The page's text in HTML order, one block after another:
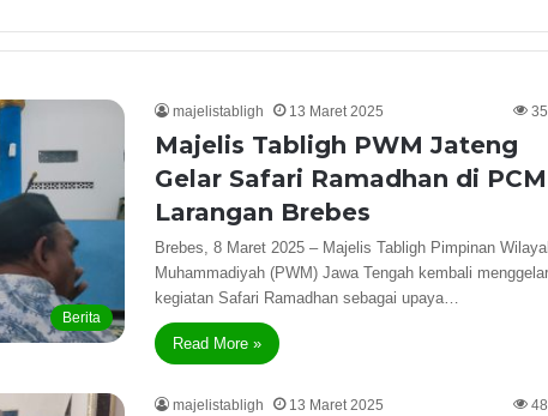
Berita
majelistabligh 13 Maret 2025
Majelis Tabligh PWM Jateng
Gelar Safari Ramadhan di PCM
Larangan Brebes
Brebes, 8 Maret 2025 – Majelis Tabligh Pimpinan
Muhammadiyah (PWM) Jawa Tengah kembali menggelar
kegiatan Safari Ramadhan sebagai upaya…
Read More »
majelistabligh 13 Maret 2025